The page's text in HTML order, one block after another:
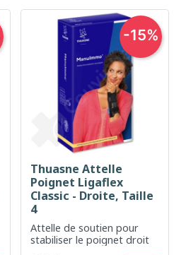
Thuasne Attelle
Poignet Ligaflex
Classic - Droite, Taille
4
Attelle de soutien pour
stabiliser le poignet droit
-15%